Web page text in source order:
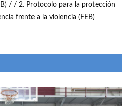
/ / 2. Protocolo para la protección
frente a la violencia (FEB)